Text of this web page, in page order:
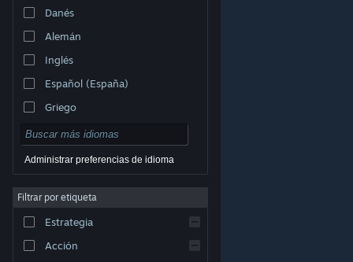
© Valve Corporation. Todos los derechos reservados.
Todas las marcas registradas pertenecen a sus
de Privacidad|Información legal
Acuerdo de Suscriptor a Steam
Cookies
Danés
Alemán
Inglés
Español (España)
Griego
Administrar preferencias de idioma
Filtrar por etiqueta
Estrategia
Acción